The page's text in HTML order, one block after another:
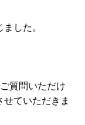
した。
質問いただけ
ていただきま